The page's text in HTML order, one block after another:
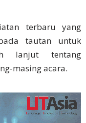
terbaru yang
tautan untuk
lanjut tentang
masing acara.